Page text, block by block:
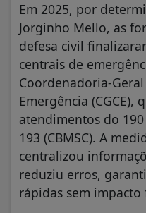
Em 2025, por
Jorginho Mello, as
defesa civil
centrais de
Coordenadoria-
Emergência (CGCE),
atendimentos do 190
193 (CBMSC). A
centralizou
reduziu erros,
rápidas sem